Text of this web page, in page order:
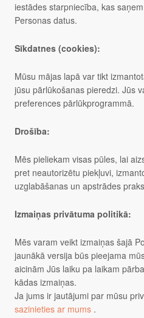
iestādes starpniecība, kas
Personas datus.
Sīkdatnes (cookies):
Mūsu mājas lapā var tikt
jūsu pārlūkošanas pieredzi. Jūs
preferences pārlūkprogrammā.
Drošība:
Mēs pieliekam visas pūles, lai
pret neautorizētu piekļuvi,
uzglabāšanas un apstrādes
Izmaiņas privātuma politikā:
Mēs varam veikt izmaiņas šajā
jaunākā versija būs pieejama
aicinām Jūs laiku pa laikam
kādas izmaiņas.
Ja jums ir jautājumi par mūsu
sazinieties ar mums .